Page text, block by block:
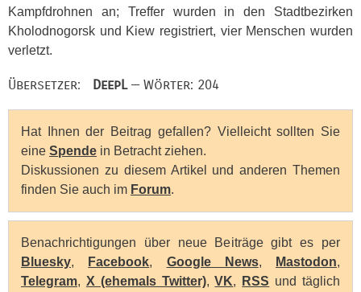
Kampfdrohnen an; Treffer wurden in den Stadtbezirken
Kholodnogorsk und Kiew registriert, vier Menschen wurden
verletzt.
Übersetzer: DeepL— Wörter: 204
Hat Ihnen der Beitrag gefallen? Vielleicht sollten Sie
eine Spende in Betracht ziehen.
Diskussionen zu diesem Artikel und anderen Themen
finden Sie auch im Forum.
Benachrichtigungen über neue Beiträge gibt es per
Bluesky, Facebook, Google News, Mastodon,
Telegram, X (ehemals Twitter),VK, RSS und täglich